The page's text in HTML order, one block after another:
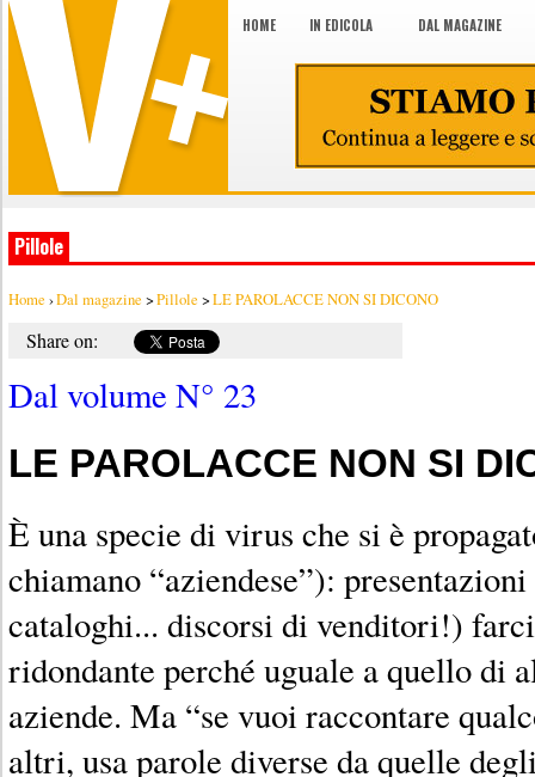
HOME IN EDICOLA DAL MAGAZINE
Pillole
Home ›Dal magazine >Pillole >LE PAROLACCE NON SI DICONO
Share on:
Dal volume N° 23
LE PAROLACCE NON SI
È una specie di virus che si è
chiamano “aziendese”):
cataloghi... discorsi di venditori!)
ridondante perché uguale a quello di
aziende. Ma “se vuoi raccontare
altri, usa parole diverse da quelle